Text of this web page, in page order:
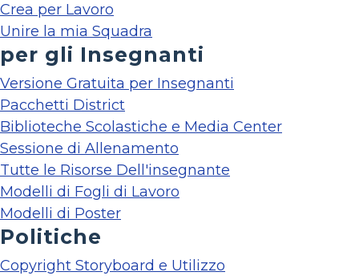
Crea per Lavoro
Unire la mia Squadra
per gli Insegnanti
Versione Gratuita per Insegnanti
Pacchetti District
Biblioteche Scolastiche e Media Center
Sessione di Allenamento
Tutte le Risorse Dell'insegnante
Modelli di Fogli di Lavoro
Modelli di Poster
Politiche
Copyright Storyboard e Utilizzo